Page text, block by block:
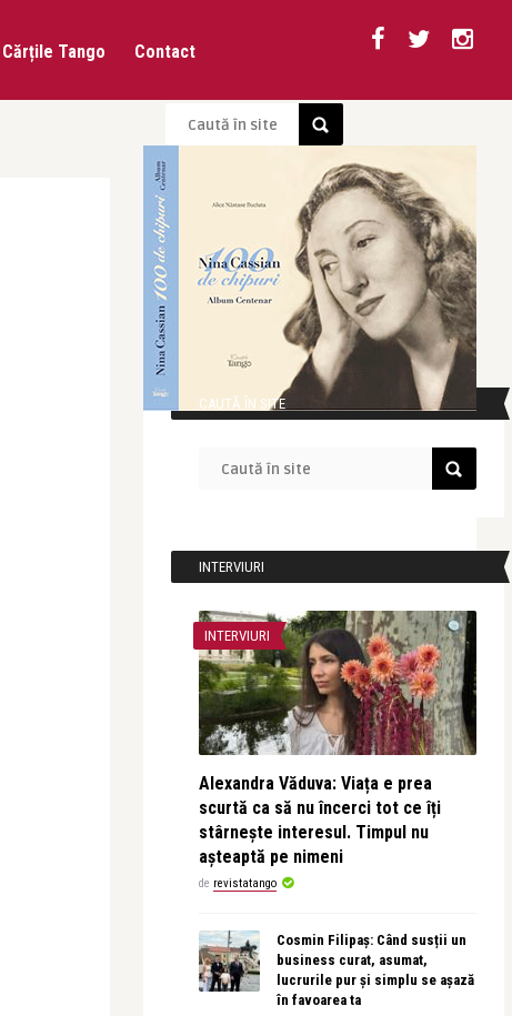
Cărțile Tango Contact
CAUTĂ ÎN SITE
INTERVIURI
INTERVIURI
Alexandra Văduva: Viața e prea
scurtă ca să nu încerci tot ce îți
stârnește interesul. Timpul nu
așteaptă pe nimeni
de revistatango
Cosmin Filipaș: Când susții un
business curat, asumat,
lucrurile pur și simplu se așază
în favoarea ta